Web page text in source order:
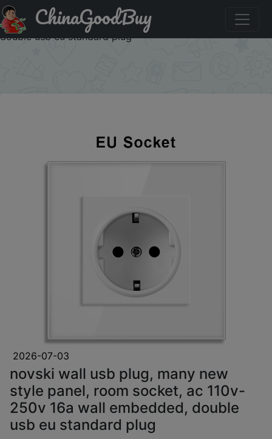
Купить по скидке: novski wall usb plug, many new style
panel, room socket, ac 110v-250v 16a wall embedded,
double usb eu standard plug
ChinaGoodBuy
2026-07-03
novski wall usb plug, many new
style panel, room socket, ac 110v-
250v 16a wall embedded, double
usb eu standard plug